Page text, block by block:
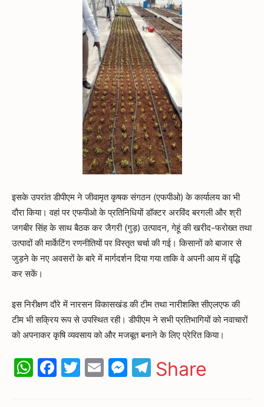
इसके उपरांत डीपीएम ने जीवामृत कृषक संगठन (एफपीओ) के कार्यालय का भी
दौरा किया। वहां पर एफपीओ के प्रतिनिधियों डॉक्टर अरविंद बरगली और श्री
जगबीर सिंह के साथ बैठक कर जैगरी (गुड़) उत्पादन, गेहूं की खरीद-फरोख्त तथा
उत्पादों की मार्केटिंग रणनीतियों पर विस्तृत चर्चा की गई। किसानों को बाजार से
जुड़ने के नए अवसरों के बारे में मार्गदर्शन दिया गया ताकि वे अपनी आय में वृद्धि
कर सकें।
इस निरीक्षण दौरे में नारसन विकासखंड की टीम तथा नारीशक्ति सीएलएफ की
टीम भी सक्रिय रूप से उपस्थित रही। डीपीएम ने सभी प्रतिभागियों को नवाचारों
को अपनाकर कृषि व्यवसाय को और मजबूत बनाने के लिए प्रेरित किया।
WhatsApp
Facebook
Twitter
EmailMessenger
Telegram
Share